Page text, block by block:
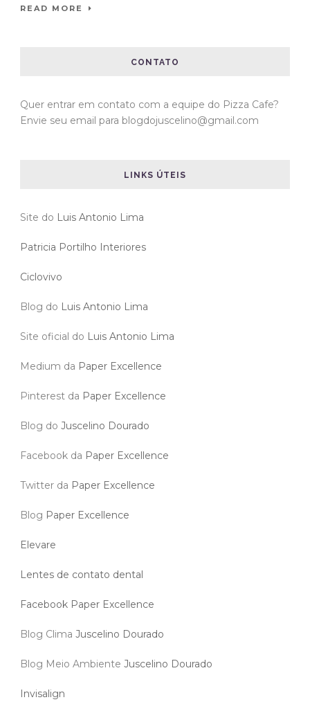
READ MORE
CONTATO
Quer entrar em contato com a equipe do Pizza Cafe?
Envie seu email para blogdojuscelino@gmail.com
LINKS ÚTEIS
Site do Luis Antonio Lima
Patricia Portilho Interiores
Ciclovivo
Blog do Luis Antonio Lima
Site oficial do Luis Antonio Lima
Medium da Paper Excellence
Pinterest da Paper Excellence
Blog do Juscelino Dourado
Facebook da Paper Excellence
Twitter da Paper Excellence
Blog Paper Excellence
Elevare
Lentes de contato dental
Facebook Paper Excellence
Blog Clima Juscelino Dourado
Blog Meio Ambiente Juscelino Dourado
Invisalign